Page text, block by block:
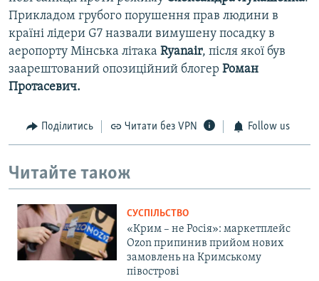
Прикладом грубого порушення прав людини в
країні лідери G7 назвали вимушену посадку в
аеропорту Мінська літака Ryanair, після якої був
заарештований опозиційний блогер Роман
Протасевич.
Поділитись Читати без VPN Follow us
Читайте також
СУСПІЛЬСТВО
«Крим – не Росія»: маркетплейс
Ozon припинив прийом нових
замовлень на Кримському
півострові